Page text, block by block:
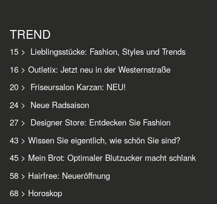
TREND
15 > Lieblingsstücke: Fashion, Styles und Trends
16 > Outletix: Jetzt neu in der Westernstraße
20 > Friseursalon Karzan: NEU!
24 > Neue Radsaison
27 > Designer Store: Entdecken Sie Fashion
43 > Wissen Sie eigentlich, wie schön Sie sind?
45 > Mein Brot: Optimaler Blutzucker macht schlank
58 > Hairfree: Neueröffnung
68 > Horoskop